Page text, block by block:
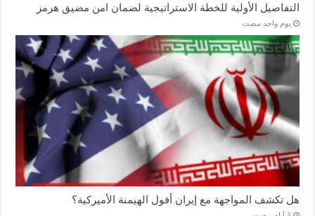
التفاصيل الأولية للخطة الاستراتيجية لضمان امن مضيق هرمز
‏يوم واحد مضت
هل تكشف المواجهة مع إيران أفول الهيمنة الأميركية؟